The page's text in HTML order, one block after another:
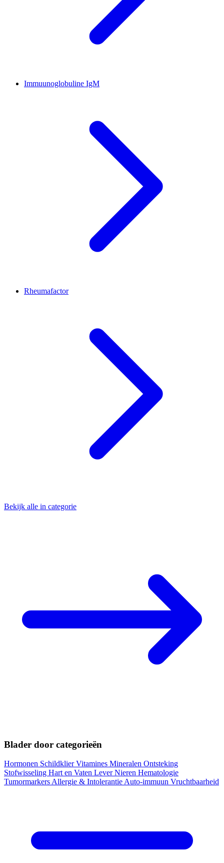
Immuunoglobuline IgM
Rheumafactor
Bekijk alle in categorie
Blader door categorieën
Hormonen SchildklierVitamines Mineralen Ontsteking
Stofwisseling Hart en Vaten LeverNieren Hematologie
TumormarkersAllergie & IntolerantieAuto-immuun Vruchtbaarheid